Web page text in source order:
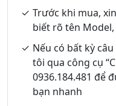
Trước khi mua,
biết rõ tên
Nếu có bất kỳ
tôi qua công cụ
0936.184.481 để
bạn nhanh